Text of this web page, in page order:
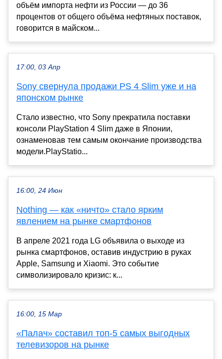
объём импорта нефти из России — до 36
процентов от общего объёма нефтяных поставок,
говорится в майском...
17:00, 03 Апр
Sony свернула продажи PS 4 Slim уже и на
японском рынке
Стало известно, что Sony прекратила поставки
консоли PlayStation 4 Slim даже в Японии,
ознаменовав тем самым окончание производства
модели.PlayStatio...
16:00, 24 Июн
Nothing — как «ничто» стало ярким
явлением на рынке смартфонов
В апреле 2021 года LG объявила о выходе из
рынка смартфонов, оставив индустрию в руках
Apple, Samsung и Xiaomi. Это событие
символизировало кризис: к...
16:00, 15 Мар
«Палач» составил топ-5 самых выгодных
телевизоров на рынке